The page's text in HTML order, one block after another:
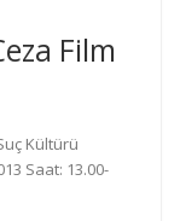
Film
Kültürü
Saat: 13.00-